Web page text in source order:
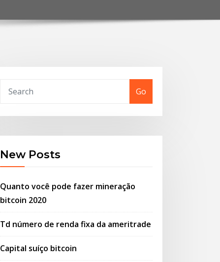
Go
New Posts
Quanto você pode fazer mineração
bitcoin 2020
Td número de renda fixa da ameritrade
Capital suíço bitcoin